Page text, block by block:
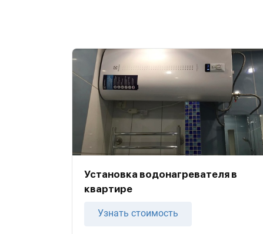
Установка водонагревателя в
квартире
Узнать стоимость